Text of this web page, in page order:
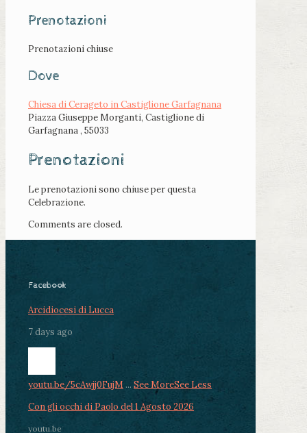
Prenotazioni
Prenotazioni chiuse
Dove
Chiesa di Cerageto in Castiglione Garfagnana
Piazza Giuseppe Morganti, Castiglione di
Garfagnana , 55033
Prenotazioni
Le prenotazioni sono chiuse per questa
Celebrazione.
Comments are closed.
Facebook
Arcidiocesi di Lucca
7 days ago
youtu.be/5cAwjj0FujM ... See MoreSee Less
Con gli occhi di Paolo del 1 Agosto 2026
youtu.be